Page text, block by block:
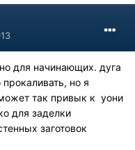
для начинающих. дуга
прокаливать, но я
так привык к уони
для заделки
заготовок